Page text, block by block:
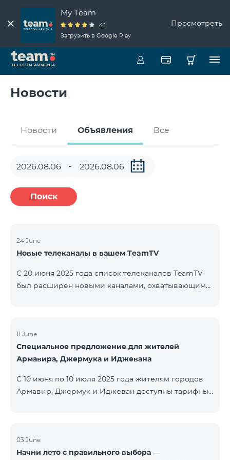
My Team
4.1
Загрузить в Google Play
Просмотреть
Новости
Новости Объявления Все
Поиск
24 June
Новые телеканалы в вашем TeamTV
С 20 июня 2025 года список телеканалов TeamTV
был расширен новыми каналами, охватывающими
Russian Информационный 230 AMEDIA Фильмы 231
AMEDIA 2 Фильмы 232 AMEDIA HIT Фильмы 233
11 June
Специальное предложение для жителей
Армавира, Джермука и Иджевана
С 10 июня по 10 июля 2025 года жителям городов
Армавир, Джермук и Иджеван доступны тарифные
предоставляется 50% скидка на первые 6 месяцев
при условии годовой подписки (12 месяцев).
03 June
Начни лето с правильного выбора —